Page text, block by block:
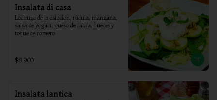
Insalata di casa
Lechuga de la estacion, rúcula, manzana,
salsa de yogurt, queso de cabra, nueces y
toque de romero
$8.900
Insalata lantica